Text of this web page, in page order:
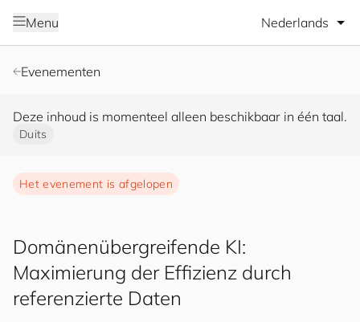
Menu Selecteer taal
Evenementen
Deze inhoud is momenteel alleen beschikbaar in één taal.
Duits
Het evenement is afgelopen
Domänenübergreifende KI:
Maximierung der Effizienz durch
referenzierte Daten